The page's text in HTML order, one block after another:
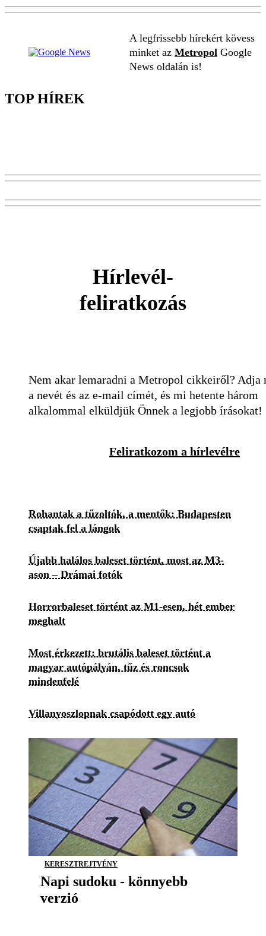
A legfrissebb hírekért kövess
minket az Metropol Google
News oldalán is!
TOP HÍREK
Hírlevél-
feliratkozás
Nem akar lemaradni a Metropol cikkeiről? Adja
a nevét és az e-mail címét, és mi hetente három
alkalommal elküldjük Önnek a legjobb írásokat!
Feliratkozom a hírlevélre
Rohantak a tűzoltók, a mentők: Budapesten
csaptak fel a lángok
Újabb halálos baleset történt, most az M3-
ason – Drámai fotók
Horrorbaleset történt az M1-esen, hét ember
meghalt
Most érkezett: brutális baleset történt a
magyar autópályán, tűz és roncsok
mindenfelé
Villanyoszlopnak csapódott egy autó
KERESZTREJTVÉNY
Napi sudoku - könnyebb
verzió